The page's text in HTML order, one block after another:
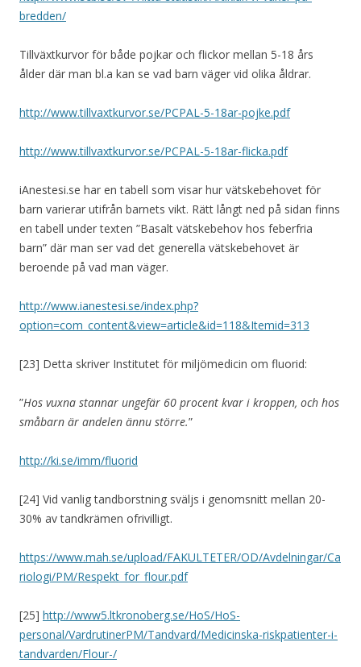
bredden/
Tillväxtkurvor för både pojkar och flickor mellan 5-18 års
ålder där man bl.a kan se vad barn väger vid olika åldrar.
http://www.tillvaxtkurvor.se/PCPAL-5-18ar-pojke.pdf
http://www.tillvaxtkurvor.se/PCPAL-5-18ar-flicka.pdf
iAnestesi.se har en tabell som visar hur vätskebehovet för
barn varierar utifrån barnets vikt. Rätt långt ned på sidan finns
en tabell under texten ”Basalt vätskebehov hos feberfria
barn” där man ser vad det generella vätskebehovet är
beroende på vad man väger.
http://www.ianestesi.se/index.php?
option=com_content&view=article&id=118&Itemid=313
[23] Detta skriver Institutet för miljömedicin om fluorid:
”Hos vuxna stannar ungefär 60 procent kvar i kroppen, och hos
småbarn är andelen ännu större.”
http://ki.se/imm/fluorid
[24] Vid vanlig tandborstning sväljs i genomsnitt mellan 20-
30% av tandkrämen ofrivilligt.
https://www.mah.se/upload/FAKULTETER/OD/Avdelningar/Ca
riologi/PM/Respekt_for_flour.pdf
[25] http://www5.ltkronoberg.se/HoS/HoS-
personal/VardrutinerPM/Tandvard/Medicinska-riskpatienter-i-
tandvarden/Flour-/